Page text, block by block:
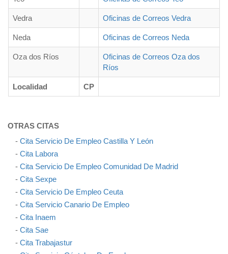
Vedra Oficinas de Correos Vedra
Neda Oficinas de Correos Neda
Oza dos Ríos
Oficinas de Correos Oza dos
Ríos
Localidad CP
OTRAS CITAS
- Cita Servicio De Empleo Castilla Y León
- Cita Labora
- Cita Servicio De Empleo Comunidad De Madrid
- Cita Sexpe
- Cita Servicio De Empleo Ceuta
- Cita Servicio Canario De Empleo
- Cita Inaem
- Cita Sae
- Cita Trabajastur